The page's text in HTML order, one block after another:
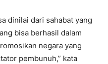
dinilai dari sahabat yang
bisa berhasil dalam
negara yang
pembunuh,” kata